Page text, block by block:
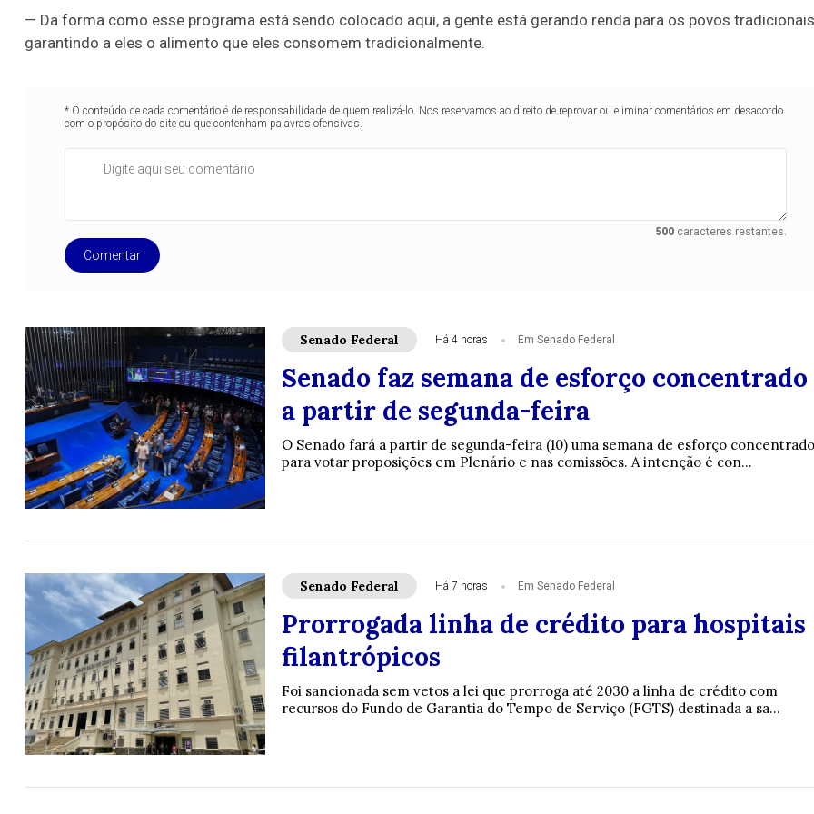
— Da forma como esse programa está sendo colocado aqui, a gente está gerando renda para os povos
garantindo a eles o alimento que eles consomem tradicionalmente.
* O conteúdo de cada comentário é de responsabilidade de quem realizá-lo. Nos reservamos ao direito de reprovar ou eliminar comentários em desacordo
com o propósito do site ou que contenham palavras ofensivas.
500caracteres restantes.
Comentar
Senado Federal Há 4 horas Em Senado Federal
Senado faz semana de esforço concentrado
a partir de segunda-feira
O Senado fará a partir de segunda-feira (10) uma semana de esforço concentrado
para votar proposições em Plenário e nas comissões. A intenção é con...
Senado Federal Há 7 horas Em Senado Federal
Prorrogada linha de crédito para hospitais
filantrópicos
Foi sancionada sem vetos a lei que prorroga até 2030 a linha de crédito com
recursos do Fundo de Garantia do Tempo de Serviço (FGTS) destinada a sa...